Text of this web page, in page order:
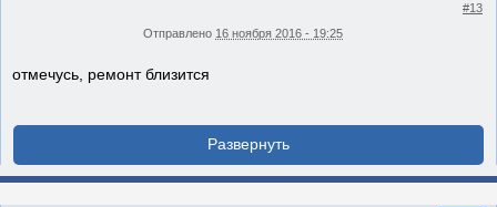
#13
Отправлено 16 ноября 2016 - 19:25
отмечусь, ремонт близится